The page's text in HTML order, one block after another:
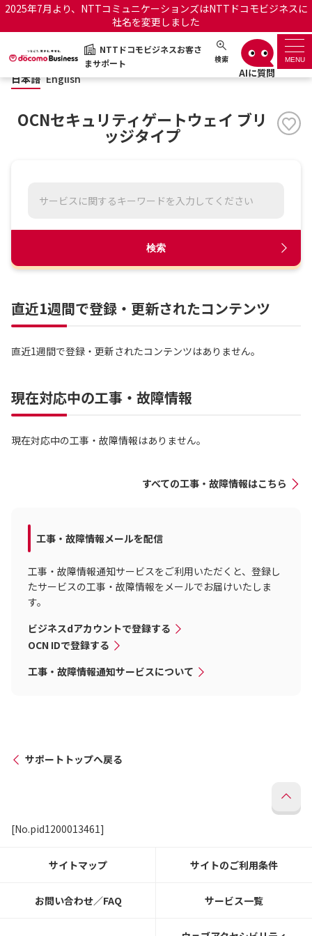
2025年7月より、NTTコミュニケーションズはNTTドコモビジネスに
社名を変更しました
NTTドコモビジネスお客さ
まサポート
検索 MENU
NTTドコモビジネスお客さまサポート 日本語 English
サポートトップ
サービス名から探す
お知らせ サポートサイトの使い方
工事・故障情報通知サー
日本語 English
OCNセキュリティゲートウェイ ブリ
ッジタイプ
検索
直近1週間で登録・更新されたコンテンツ
直近1週間で登録・更新されたコンテンツはありません。
現在対応中の工事・故障情報
現在対応中の工事・故障情報はありません。
すべての工事・故障情報はこちら
工事・故障情報メールを配信
工事・故障情報通知サービスをご利用いただくと、登録し
たサービスの工事・故障情報をメールでお届けいたしま
す。
ビジネスdアカウントで登録する
OCN IDで登録する
工事・故障情報通知サービスについて
サポートトップへ戻る
[No.pid1200013461]
サイトマップ サイトのご利用条件
お問い合わせ／FAQ サービス一覧